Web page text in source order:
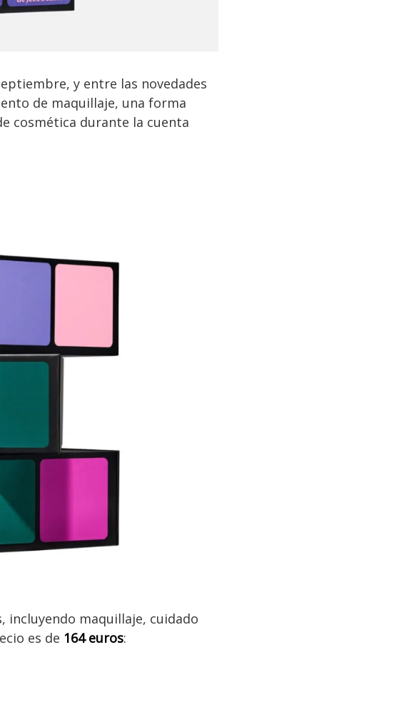
y entre las novedades
de maquillaje, una forma
cosmética durante la cuenta
incluyendo maquillaje, cuidado
es de 164 euros: